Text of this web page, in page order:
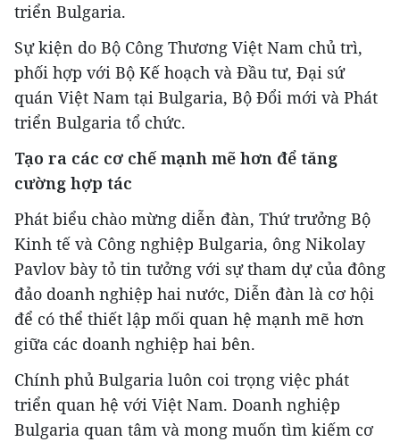
triển Bulgaria.
Sự kiện do Bộ Công Thương Việt Nam chủ trì,
phối hợp với Bộ Kế hoạch và Đầu tư, Đại sứ
quán Việt Nam tại Bulgaria, Bộ Đổi mới và Phát
triển Bulgaria tổ chức.
Tạo ra các cơ chế mạnh mẽ hơn để tăng
cường hợp tác
Phát biểu chào mừng diễn đàn, Thứ trưởng Bộ
Kinh tế và Công nghiệp Bulgaria, ông Nikolay
Pavlov bày tỏ tin tưởng với sự tham dự của đông
đảo doanh nghiệp hai nước, Diễn đàn là cơ hội
để có thể thiết lập mối quan hệ mạnh mẽ hơn
giữa các doanh nghiệp hai bên.
Chính phủ Bulgaria luôn coi trọng việc phát
triển quan hệ với Việt Nam. Doanh nghiệp
Bulgaria quan tâm và mong muốn tìm kiếm cơ